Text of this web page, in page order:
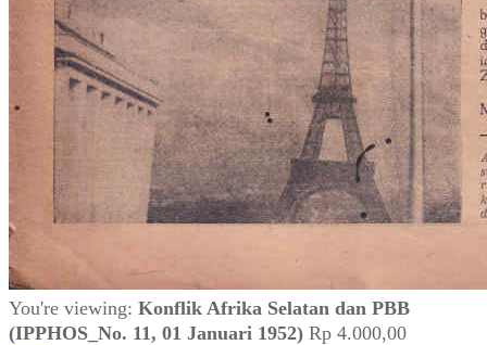
You're viewing: Konflik Afrika Selatan dan PBB
(IPPHOS_No. 11, 01 Januari 1952) Rp 4.000,00